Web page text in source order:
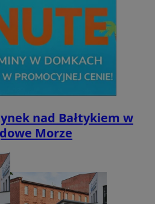
nad Bałtykiem w
Morze